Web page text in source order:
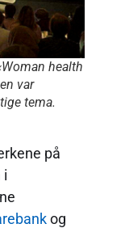
health
var
tema.
på
i
og